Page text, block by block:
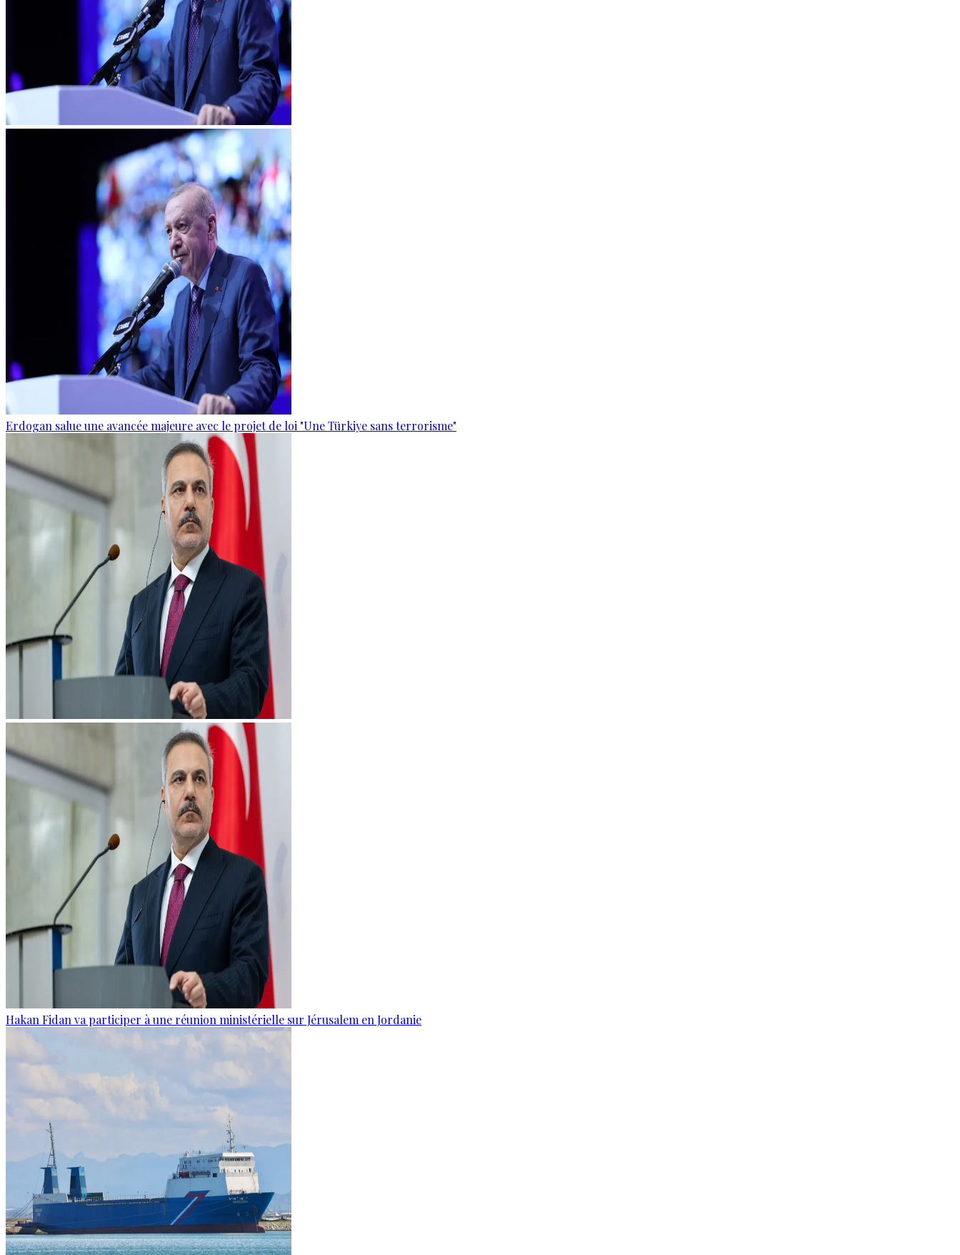
Erdogan salue une avancée majeure avec le projet de loi "Une Türkiye sans terrorisme"
Hakan Fidan va participer à une réunion ministérielle sur Jérusalem en Jordanie